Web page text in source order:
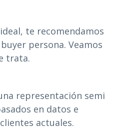
te recomendamos
persona. Veamos
trata.
representación semi
en datos e
actuales.